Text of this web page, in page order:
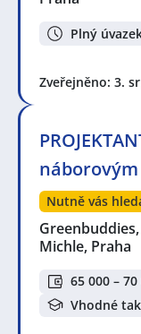
Plný
Zveřejněno: 3.
Nutně vás
Michle, Praha
65 000 – 70
Vhodné